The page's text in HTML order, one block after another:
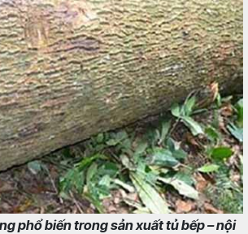
phổ biến trong sản xuất tủ bếp – nội